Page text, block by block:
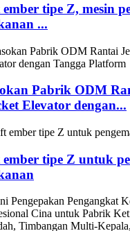
tipe Z, mesin
...
Pabrik ODM
Elevator dengan...
tipe Z untuk